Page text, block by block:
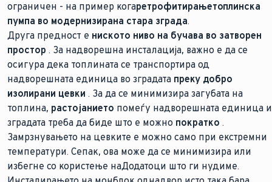
ограничен - на пример когаретрофитирањетоплинска
пумпа во модернизирана стара зграда.
Друга предност е ниското ниво на бучава во затворен
простор . За надворешна инсталација, важно е да се
осигура дека топлината се транспортира од
надворешната единица во зградата преку добро
изолирани цевки . За да се минимизира загубата на
топлина, растојанието помеѓу надворешната единица и
зградата треба да биде што е можно пократко .
Замрзнувањето на цевките е можно само при екстремни
температури. Сепак, ова може да се минимизира или
избегне со користење наДодатоци што ги нудиме.